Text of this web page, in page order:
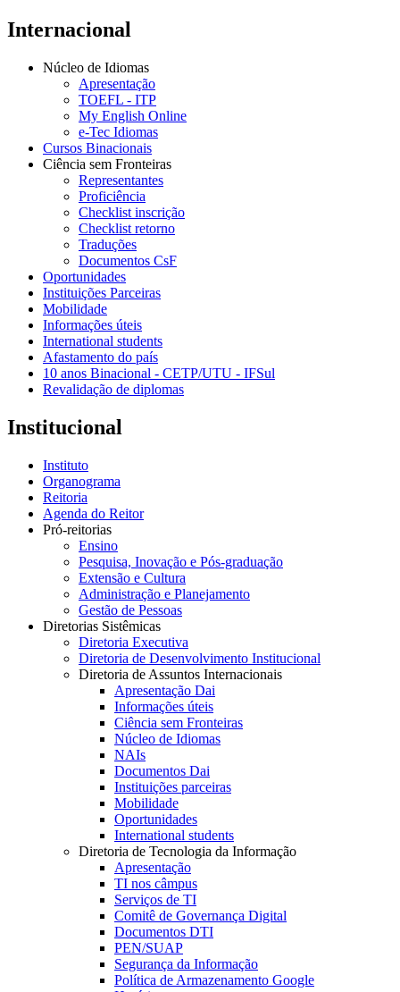
Internacional
Núcleo de Idiomas
Apresentação
TOEFL - ITP
My English Online
e-Tec Idiomas
Cursos Binacionais
Ciência sem Fronteiras
Representantes
Proficiência
Checklist inscrição
Checklist retorno
Traduções
Documentos CsF
Oportunidades
Instituições Parceiras
Mobilidade
Informações úteis
International students
Afastamento do país
10 anos Binacional - CETP/UTU - IFSul
Revalidação de diplomas
Institucional
Instituto
Organograma
Reitoria
Agenda do Reitor
Pró-reitorias
Ensino
Pesquisa, Inovação e Pós-graduação
Extensão e Cultura
Administração e Planejamento
Gestão de Pessoas
Diretorias Sistêmicas
Diretoria Executiva
Diretoria de Desenvolvimento Institucional
Diretoria de Assuntos Internacionais
Apresentação Dai
Informações úteis
Ciência sem Fronteiras
Núcleo de Idiomas
NAIs
Documentos Dai
Instituições parceiras
Mobilidade
Oportunidades
International students
Diretoria de Tecnologia da Informação
Apresentação
TI nos câmpus
Serviços de TI
Comitê de Governança Digital
Documentos DTI
PEN/SUAP
Segurança da Informação
Política de Armazenamento Google